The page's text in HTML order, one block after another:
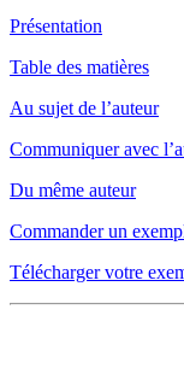
Présentation
Table des matières
Au sujet de l’auteur
Communiquer avec
Du même auteur
Commander un
Télécharger votre